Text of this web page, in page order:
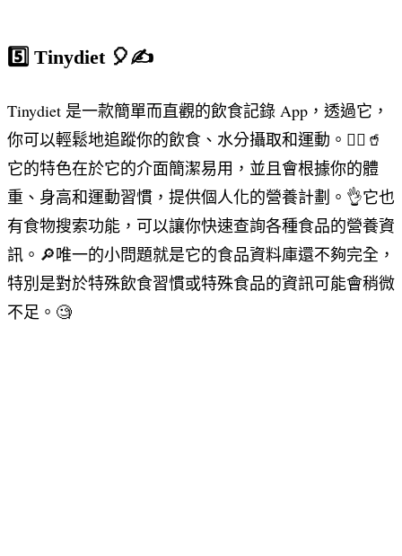
5️⃣ Tinydiet 🎈✍️
Tinydiet 是一款簡單而直觀的飲食記錄 App，透過它，
你可以輕鬆地追蹤你的飲食、水分攝取和運動。🚴‍♀️🥤
它的特色在於它的介面簡潔易用，並且會根據你的體
重、身高和運動習慣，提供個人化的營養計劃。👌它也
有食物搜索功能，可以讓你快速查詢各種食品的營養資
訊。🔎唯一的小問題就是它的食品資料庫還不夠完全，
特別是對於特殊飲食習慣或特殊食品的資訊可能會稍微
不足。🧐